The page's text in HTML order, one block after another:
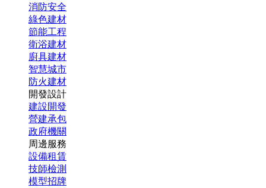
消防安全
綠色建材
節能工程
衛浴建材
廚具建材
智慧城市
防火建材
開發設計
建設開發
營建承包
政府機關
周邊服務
設備租賃
技師檢測
模型招牌